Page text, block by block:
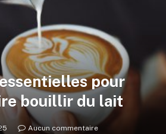
pour
bouillir du lait
Aucun commentaire